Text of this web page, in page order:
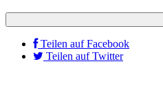
Teilen auf Facebook
Teilen auf Twitter